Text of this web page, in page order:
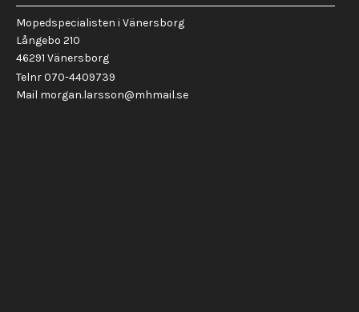
Mopedspecialisten i Vänersborg
Långebo 210
46291 Vänersborg
Telnr 070-4409739
Mail morgan.larsson@mhmail.se